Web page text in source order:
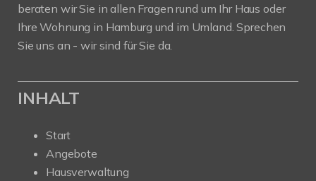
beraten wir Sie in allen Fragen rund um Ihr Haus oder
Ihre Wohnung in Hamburg und im Umland. Sprechen
Sie uns an - wir sind für Sie da.
INHALT
Start
Angebote
Hausverwaltung